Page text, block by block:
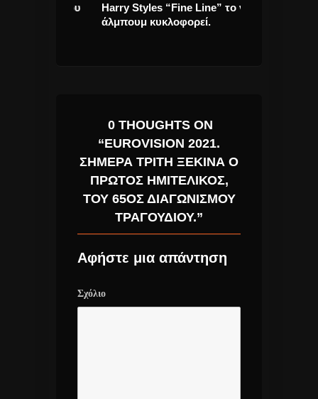
Harry Styles “Fine Line” το νέο
άλμπουμ κυκλοφορεί.
0 THOUGHTS ON
“EUROVISION 2021.
ΣΉΜΕΡΑ ΤΡΊΤΗ ΞΕΚΙΝΆ Ο
ΠΡΏΤΟΣ ΗΜΙΤΕΛΙΚΌΣ,
ΤΟΥ 65ΟΣ ΔΙΑΓΩΝΙΣΜΟΎ
ΤΡΑΓΟΥΔΙΟΎ.”
Αφήστε μια απάντηση
Σχόλιο